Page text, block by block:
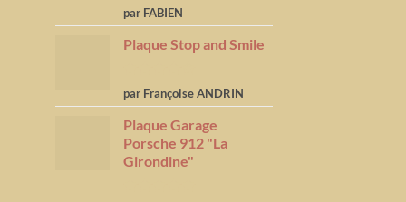
Note5sur
5
par FABIEN
Plaque Stop and Smile
Note4
sur 5
par Françoise ANDRIN
Plaque Garage
Porsche 912 "La
Girondine"